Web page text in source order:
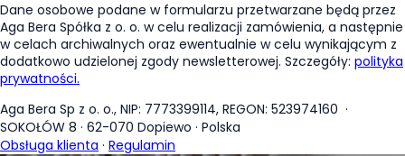
Dane osobowe podane w formularzu przetwarzane będą przez
Aga Bera Spółka z o. o. w celu realizacji zamówienia, a następnie
w celach archiwalnych oraz ewentualnie w celu wynikającym z
dodatkowo udzielonej zgody newsletterowej. Szczegóły: polityka
prywatności.
Aga Bera Sp z o. o., NIP: 7773399114, REGON: 523974160 ·
SOKOŁÓW 8 · 62-070 Dopiewo · Polska
Obsługa klienta · Regulamin